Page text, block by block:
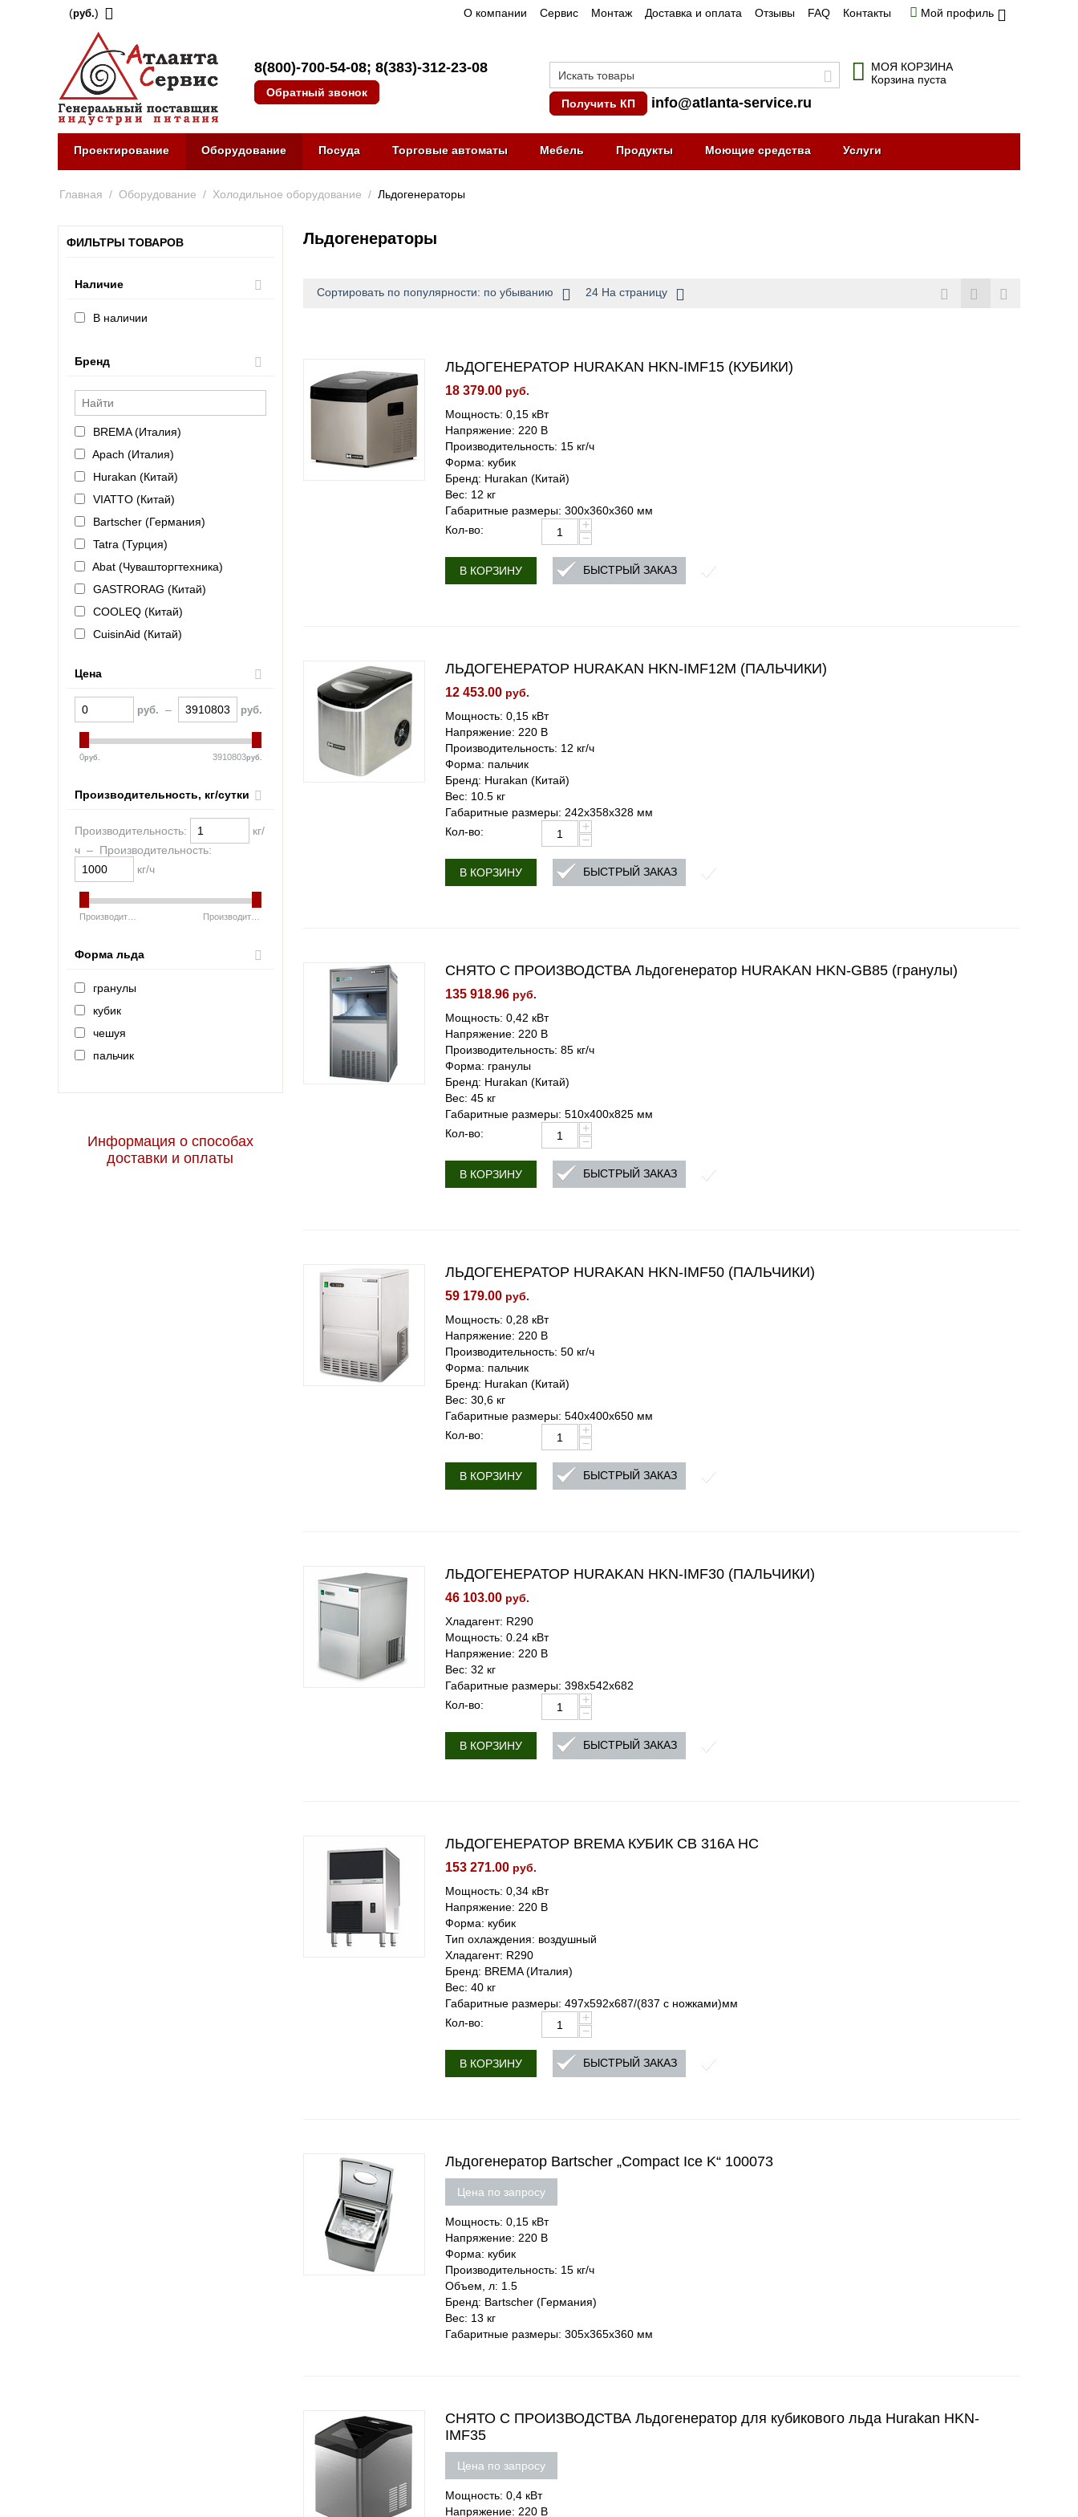
(руб.) О компании Сервис Монтаж Доставка и оплата Отзывы FAQ Контакты Мой профиль
8(800)-700-54-08; 8(383)-312-23-08
Обратный звонок
Получить КП
info@atlanta-service.ru
МОЯ КОРЗИНА
Корзина пуста
Проектирование Оборудование Посуда Торговые автоматы Мебель Продукты Моющие средства Услуги
Главная / Оборудование / Холодильное оборудование / Льдогенераторы
ФИЛЬТРЫ ТОВАРОВ
Наличие
В наличии
Бренд
BREMA (Италия)
Apach (Италия)
Hurakan (Китай)
VIATTO (Китай)
Bartscher (Германия)
Tatra (Турция)
Abat (Чувашторгтехника)
GASTRORAG (Китай)
COOLEQ (Китай)
CuisinAid (Китай)
Цена
руб. – руб.
0руб. 3910803руб.
Производительность, кг/сутки
Производительность:
кг/
ч – Производительность:
кг/ч
Производительность: Производительность:
Форма льда
гранулы
кубик
чешуя
пальчик
Информация о способах
доставки и оплаты
Льдогенераторы
Сортировать по популярности: по убыванию 24 На страницу
ЛЬДОГЕНЕРАТОР HURAKAN HKN-IMF15 (КУБИКИ)
18 379.00 руб.
Мощность: 0,15 кВт
Напряжение: 220 В
Производительность: 15 кг/ч
Форма: кубик
Бренд: Hurakan (Китай)
Вес: 12 кг
Габаритные размеры: 300х360х360 мм
Кол-во:
+
−
В КОРЗИНУ БЫСТРЫЙ ЗАКАЗ
ЛЬДОГЕНЕРАТОР HURAKAN HKN-IMF12M (ПАЛЬЧИКИ)
12 453.00 руб.
Мощность: 0,15 кВт
Напряжение: 220 В
Производительность: 12 кг/ч
Форма: пальчик
Бренд: Hurakan (Китай)
Вес: 10.5 кг
Габаритные размеры: 242x358x328 мм
Кол-во:
+
−
В КОРЗИНУ БЫСТРЫЙ ЗАКАЗ
СНЯТО С ПРОИЗВОДСТВА Льдогенератор HURAKAN HKN-GB85 (гранулы)
135 918.96 руб.
Мощность: 0,42 кВт
Напряжение: 220 В
Производительность: 85 кг/ч
Форма: гранулы
Бренд: Hurakan (Китай)
Вес: 45 кг
Габаритные размеры: 510x400x825 мм
Кол-во:
+
−
В КОРЗИНУ БЫСТРЫЙ ЗАКАЗ
ЛЬДОГЕНЕРАТОР HURAKAN HKN-IMF50 (ПАЛЬЧИКИ)
59 179.00 руб.
Мощность: 0,28 кВт
Напряжение: 220 В
Производительность: 50 кг/ч
Форма: пальчик
Бренд: Hurakan (Китай)
Вес: 30,6 кг
Габаритные размеры: 540х400х650 мм
Кол-во:
+
−
В КОРЗИНУ БЫСТРЫЙ ЗАКАЗ
ЛЬДОГЕНЕРАТОР HURAKAN HKN-IMF30 (ПАЛЬЧИКИ)
46 103.00 руб.
Хладагент: R290
Мощность: 0.24 кВт
Напряжение: 220 В
Вес: 32 кг
Габаритные размеры: 398x542x682
Кол-во:
+
−
В КОРЗИНУ БЫСТРЫЙ ЗАКАЗ
ЛЬДОГЕНЕРАТОР BREMA КУБИК CB 316A HC
153 271.00 руб.
Мощность: 0,34 кВт
Напряжение: 220 В
Форма: кубик
Тип охлаждения: воздушный
Хладагент: R290
Бренд: BREMA (Италия)
Вес: 40 кг
Габаритные размеры: 497x592x687/(837 с ножками)мм
Кол-во:
+
−
В КОРЗИНУ БЫСТРЫЙ ЗАКАЗ
Льдогенератор Bartscher „Compact Ice K“ 100073
Цена по запросу
Мощность: 0,15 кВт
Напряжение: 220 В
Форма: кубик
Производительность: 15 кг/ч
Объем, л: 1.5
Бренд: Bartscher (Германия)
Вес: 13 кг
Габаритные размеры: 305х365х360 мм
СНЯТО С ПРОИЗВОДСТВА Льдогенератор для кубикового льда Hurakan HKN-
IMF35
Цена по запросу
Мощность: 0,4 кВт
Напряжение: 220 В